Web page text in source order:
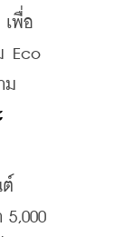
พื่อ
Eco
ม